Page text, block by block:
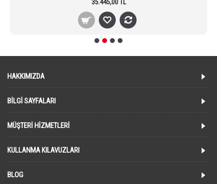
35.445,00 TL
HAKKIMIZDA
BILGI SAYFALARI
MÜŞTERI HIZMETLERI
KULLANMA KILAVUZLARI
BLOG